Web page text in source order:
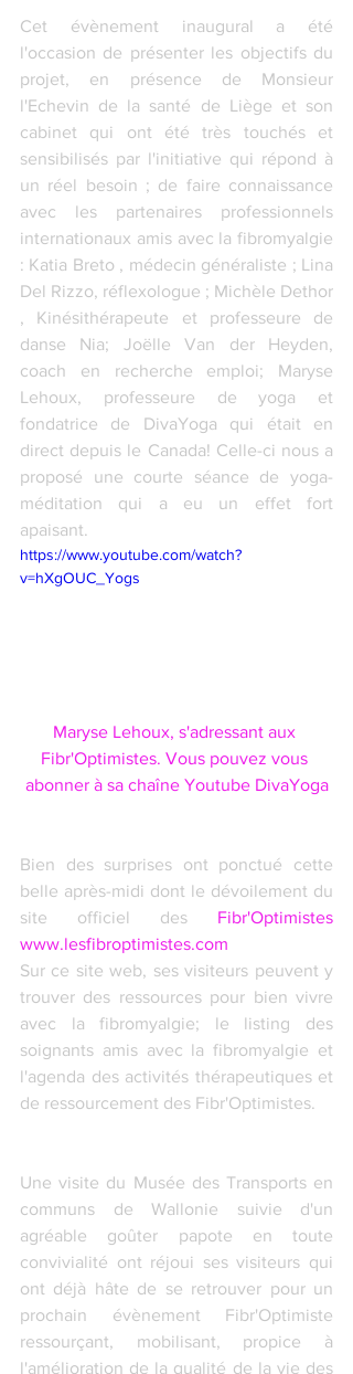
Cet évènement inaugural a été
l'occasion de présenter les objectifs du
projet, en présence de Monsieur
l'Echevin de la santé de Liège et son
cabinet qui ont été très touchés et
sensibilisés par l'initiative qui répond à
un réel besoin ; de faire connaissance
avec les partenaires professionnels
internationaux amis avec la fibromyalgie
: Katia Breto , médecin généraliste ; Lina
Del Rizzo, réflexologue ; Michèle Dethor
, Kinésithérapeute et professeure de
danse Nia; Joëlle Van der Heyden,
coach en recherche emploi; Maryse
Lehoux, professeure de yoga et
fondatrice de DivaYoga qui était en
direct depuis le Canada! Celle-ci nous a
proposé une courte séance de yoga-
méditation qui a eu un effet fort
apaisant.
https://www.youtube.com/watch?
v=hXgOUC_Yogs
Maryse Lehoux, s'adressant aux
Fibr'Optimistes. Vous pouvez vous
abonner à sa chaîne Youtube DivaYoga
Bien des surprises ont ponctué cette
belle après-midi dont le dévoilement du
site officiel des Fibr'Optimistes
www.lesfibroptimistes.com
Sur ce site web, ses visiteurs peuvent y
trouver des ressources pour bien vivre
avec la fibromyalgie; le listing des
soignants amis avec la fibromyalgie et
l'agenda des activités thérapeutiques et
de ressourcement des Fibr'Optimistes.
Une visite du Musée des Transports en
communs de Wallonie suivie d'un
agréable goûter papote en toute
convivialité ont réjoui ses visiteurs qui
ont déjà hâte de se retrouver pour un
prochain évènement Fibr'Optimiste
ressourçant, mobilisant, propice à
l'amélioration de la qualité de la vie des